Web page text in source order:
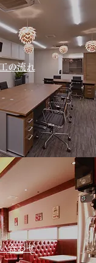
の流れ
合わせ